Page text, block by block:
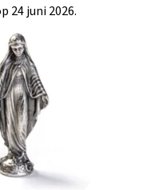
24 juni 2026.